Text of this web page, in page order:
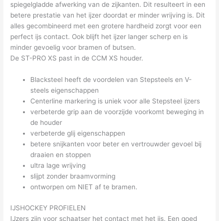
spiegelgladde afwerking van de zijkanten. Dit resulteert in een
betere prestatie van het ijzer doordat er minder wrijving is. Dit
alles gecombineerd met een grotere hardheid zorgt voor een
perfect ijs contact. Ook blijft het ijzer langer scherp en is
minder gevoelig voor bramen of butsen.
De ST-PRO XS past in de CCM XS houder.
Blacksteel heeft de voordelen van Stepsteels en V-
steels eigenschappen
Centerline markering is uniek voor alle Stepsteel ijzers
verbeterde grip aan de voorzijde voorkomt beweging in
de houder
verbeterde glij eigenschappen
betere snijkanten voor beter en vertrouwder gevoel bij
draaien en stoppen
ultra lage wrijving
slijpt zonder braamvorming
ontworpen om NIET af te bramen.
IJSHOCKEY PROFIELEN
IJzers zijn voor schaatser het contact met het ijs. Een goed